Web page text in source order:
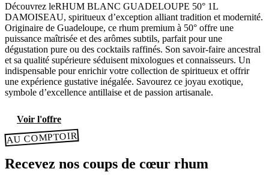
Découvrez leRHUM BLANC GUADELOUPE 50° 1L
DAMOISEAU, spiritueux d’exception alliant tradition et modernité.
Originaire de Guadeloupe, ce rhum premium à 50° offre une
puissance maîtrisée et des arômes subtils, parfait pour une
dégustation pure ou des cocktails raffinés. Son savoir-faire ancestral
et sa qualité supérieure séduisent mixologues et connaisseurs. Un
indispensable pour enrichir votre collection de spiritueux et offrir
une expérience gustative inégalée. Savourez ce joyau exotique,
symbole d’excellence antillaise et de passion artisanale.
Voir l'offre
AU COMPTOIR
Recevez nos coups de cœur rhum